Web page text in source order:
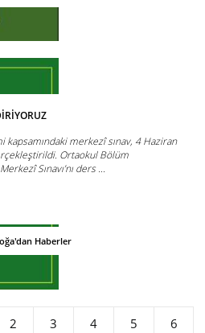
Haberler
kapsamındaki merkezî sınav, 4 Haziran
Ortaokul Bölüm
Sınavı’nı ders ...
2 3 4 5 6